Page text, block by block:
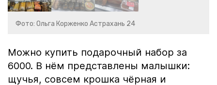
Фото: Ольга Корженко Астрахань 24
Можно купить подарочный набор за
6000. В нём представлены малышки:
щучья, совсем крошка чёрная и